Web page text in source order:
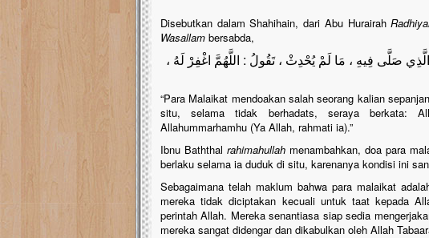
Disebutkan dalam Shahihain, dari Abu Hurairah
Wasallam bersabda,
صَلَّى فِيهِ ، مَا لَمْ يُحْدِثْ ، تَقُولُ : اللَّهُمَّ اغْفِرْ لَهُ ،
“Para Malaikat mendoakan salah seorang kalian
situ, selama tidak berhadats, seraya berkata:
Allahummarhamhu (Ya Allah, rahmati ia).”
Ibnu Baththal rahimahullah menambahkan, doa para
berlaku selama ia duduk di situ, karenanya kondisi ini
Sebagaimana telah maklum bahwa para malaikat
mereka tidak diciptakan kecuali untuk taat kepada
perintah Allah. Mereka senantiasa siap sedia
mereka sangat didengar dan dikabulkan oleh Allah